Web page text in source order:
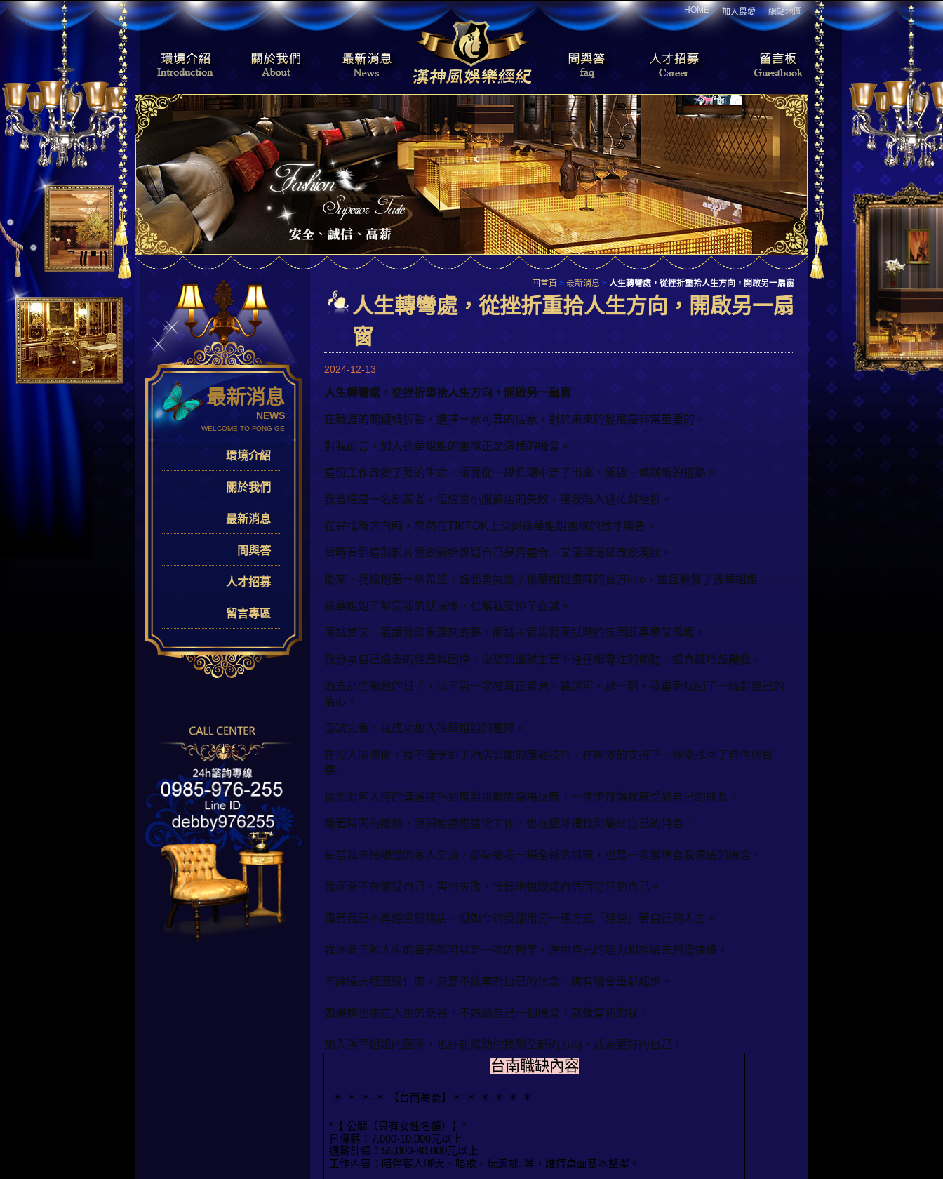
HOME 加入最愛 網站地圖
最新消息
NEWS
WELCOME TO FONG GE
環境介紹
關於我們
最新消息
問與答
人才招募
留言專區
回首頁 > 最新消息 > 人生轉彎處，從挫折重拾人生方向，開啟另一扇窗
人生轉彎處，從挫折重拾人生方向，開啟另一扇
窗
2024-12-13
人生轉彎處，從挫折重拾人生方向，開啟另一扇窗
在職涯的關鍵轉折點，選擇一家可靠的店家，對於未來的發展是非常重要的。
對我而言，加入孫華姐姐的團隊正是這樣的機會。
這份工作改變了我的生命，讓我從一段低潮中走了出來，開啟一條嶄新的道路。
我曾經是一名創業者，但經營小服飾店的失敗，讓我陷入迷茫與挫折。
在尋找新方向時，忽然在TIKTOK上滑到孫華姐姐團隊的徵才廣告。
當時看到這則影片我變開始懷疑自己是否適合，又深深渴望改變現狀。
後來，我懷抱著一絲希望，鼓起勇氣加了孫華姐姐團隊的官方line，並且聯繫了孫華姐姐
孫華姐姐了解完我的狀況後，也幫我安排了面試。
面試當天，最讓我印象深刻的是，面試主管與我面試時的氛圍既專業又溫暖。
我分享自己過去的經歷與困境，沒想到面試主管不僅仔細專注的傾聽，還真誠地鼓勵我。
過去那些艱難的日子，似乎第一次被真正看見、被認可，那一刻，我重新找回了一絲對自己的
信心。
面試完後，我成功加入孫華姐姐的團隊。
在加入團隊後，我不僅學到了酒店公關的應對技巧，在團隊的支持下，逐漸找回了自信與目
標。
從面對客人時的溝通技巧到應對挑戰的臨場反應，一步步都讓我感受到自己的成長。
隨著時間的推移，我開始適應這份工作，也在團隊裡找到屬於自己的特色。
每當與未接觸過的客人交流，都帶給我一場全新的挑戰，也是一次展現自我價值的機會。
我逐漸不在懷疑自己、害怕失敗，慢慢地蛻變成自信而從容的自己。
儘管我已不再經營服飾店，但如今的我卻用另一種方式「經營」著自己的人生。
我逐漸了解人生的每天都可以是一次的創業，運用自己的能力和經驗去創造價值。
不論過去經歷過什麼，只要不放棄對自己的信念，總有機會重新起步。
如果妳也處在人生的低谷，不妨給自己一個機會，就像當初的我。
加入孫華姐姐的團隊，也許能幫助你找到全新的方向，成為更好的自己！
台南職缺內容
-＊-＊-＊-＊-【台南萬豪】＊-＊-＊-＊-＊-＊-
*【 公關（只有女性名額）】*
日保薪：7,000-10,000元以上
週薪計領：55,000-80,000元以上
工作內容：陪伴客人聊天、唱歌、玩遊戲..等，維持桌面基本整潔。